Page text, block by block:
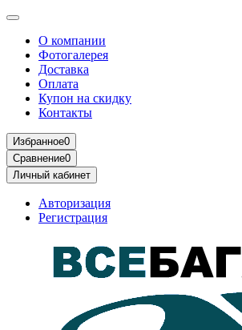
О компании
Фотогалерея
Доставка
Оплата
Купон на скидку
Контакты
Избранное0
Сравнение0
Личный кабинет
Авторизация
Регистрация